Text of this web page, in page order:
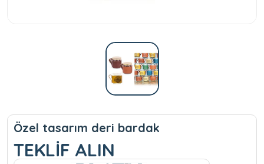
Özel tasarım deri bardak
TEKLİF ALIN